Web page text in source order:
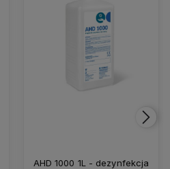
AHD 1000 250ml spray -